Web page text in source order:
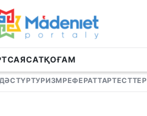
САЯСАТҚОҒАМ
ТУРИЗМРЕФЕРАТТАРТЕСТТЕР